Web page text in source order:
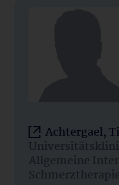
Achtergael,
Allgemeine